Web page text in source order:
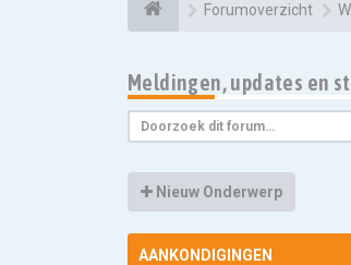
Forumoverzicht
Meldingen, updates en
Nieuw Onderwerp
AANKONDIGINGEN